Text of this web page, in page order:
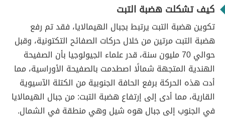
كيف تشكلت هضبة التبت
تكوين هضبة التبت يرتبط بجبال الهيمالايا، فقد تم رفع
هضبة التبت مرتين من خلال حركات الصفائح التكتونية، وقبل
حوالي 70 مليون سنة، قدر علماء الجيولوجيا بأن الصفيحة
الهندية المتجهة شمالًا اصطدمت بالصفيحة الأوراسية، مما
أدت هذه الحركة برفع الحافة الجنوبية من الكتلة الآسيوية
القارية، مما أدى إلى إرتفاع هضبة التبت: من جبال الهيمالايا
في الجنوب إلى جبال هوه شيل وهي منطقة في الشمال.